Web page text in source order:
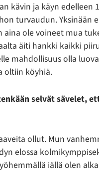
kävin ja käyn edelleen
turvaudun. Yksinään
ole voineet mua
äiti hankki kaikki
mahdollisuus olla
oltiin köyhiä.
selvät sävelet,
ollut. Mun
elossa
iällä olen